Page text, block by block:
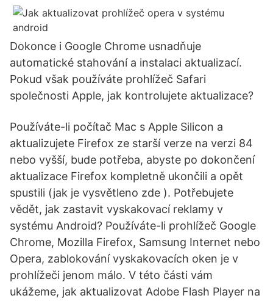
Dokonce i Google Chrome usnadňuje
automatické stahování a instalaci aktualizací.
Pokud však používáte prohlížeč Safari
společnosti Apple, jak kontrolujete aktualizace?
Používáte-li počítač Mac s Apple Silicon a
aktualizujete Firefox ze starší verze na verzi 84
nebo vyšší, bude potřeba, abyste po dokončení
aktualizace Firefox kompletně ukončili a opět
spustili (jak je vysvětleno zde ). Potřebujete
vědět, jak zastavit vyskakovací reklamy v
systému Android? Používáte-li prohlížeč Google
Chrome, Mozilla Firefox, Samsung Internet nebo
Opera, zablokování vyskakovacích oken je v
prohlížeči jenom málo. V této části vám
ukážeme, jak aktualizovat Adobe Flash Player na